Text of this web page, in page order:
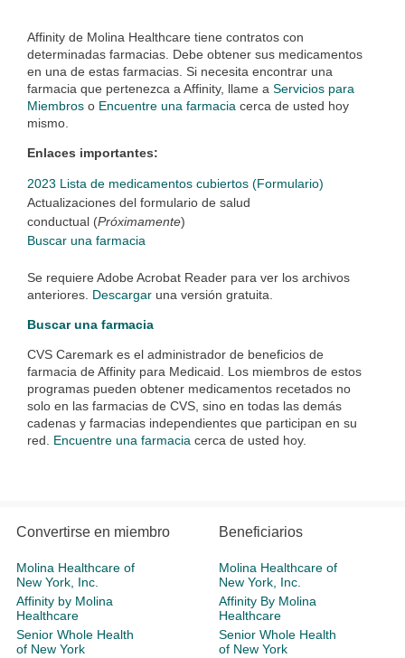
Affinity de Molina Healthcare tiene contratos con
determinadas farmacias. Debe obtener sus medicamentos
en una de estas farmacias. Si necesita encontrar una
farmacia que pertenezca a Affinity, llame a Servicios para
Miembros o Encuentre una farmacia cerca de usted hoy
mismo.
Enlaces importantes:
2023 Lista de medicamentos cubiertos (Formulario)
Actualizaciones del formulario de salud
conductual (Próximamente)
Buscar una farmacia
Se requiere Adobe Acrobat Reader para ver los archivos
anteriores. Descargar una versión gratuita.
Buscar una farmacia
CVS Caremark es el administrador de beneficios de
farmacia de Affinity para Medicaid. Los miembros de estos
programas pueden obtener medicamentos recetados no
solo en las farmacias de CVS, sino en todas las demás
cadenas y farmacias independientes que participan en su
red. Encuentre una farmacia cerca de usted hoy.
Convertirse en miembro
Molina Healthcare of
New York, Inc.
Affinity by Molina
Healthcare
Senior Whole Health
of New York
Beneficiarios
Molina Healthcare of
New York, Inc.
Affinity By Molina
Healthcare
Senior Whole Health
of New York